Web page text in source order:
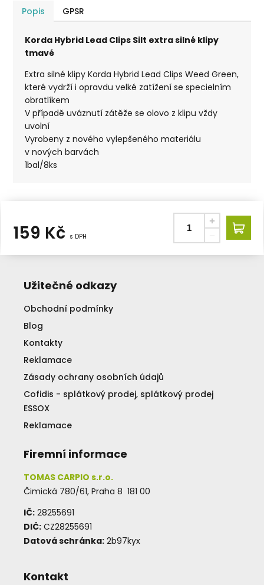
Popis GPSR
Korda Hybrid Lead Clips Silt extra silné klipy
tmavé
Extra silné klipy Korda Hybrid Lead Clips Weed Green,
které vydrží i opravdu velké zatížení se specielním
obratlíkem
V případě uváznutí zátěže se olovo z klipu vždy
uvolní
Vyrobeny z nového vylepšeného materiálu
v nových barvách
1bal/8ks
159 Kč s DPH
Užitečné odkazy
Obchodní podmínky
Blog
Kontakty
Reklamace
Zásady ochrany osobních údajů
Cofidis - splátkový prodej, splátkový prodej
ESSOX
Reklamace
Firemní informace
TOMAS CARPIO s.r.o.
Čimická 780/61, Praha 8 181 00
IČ: 28255691
DIČ: CZ28255691
Datová schránka: 2b97kyx
Kontakt